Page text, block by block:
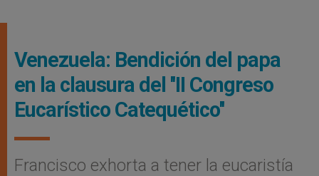
Venezuela: Bendición del papa
en la clausura del ''II Congreso
Eucarístico Catequético''
Francisco exhorta a tener la eucaristía